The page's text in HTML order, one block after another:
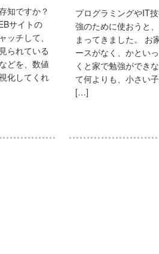
知ですか？
サイトの
チして、
られている
どを、数値
化してくれ
プログラミングやIT
強のために使おうと
まってきました。 お
ースがなく、かとい
くと家で勉強ができ
て何よりも、小さい
[…]